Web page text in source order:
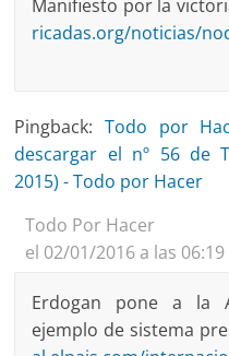
Manifiesto por la
ricadas.org/noticias/
Pingback:Todo por
descargar el nº 56 de
2015) - Todo por Hacer
Todo Por Hacer
el 02/01/2016 a las 06:19
Erdogan pone a la
ejemplo de sistema